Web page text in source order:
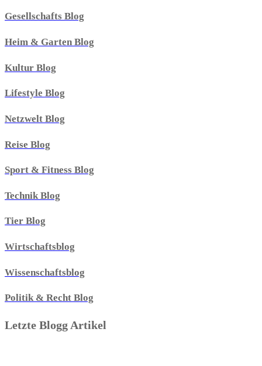
Gesellschafts Blog
Heim & Garten Blog
Kultur Blog
Lifestyle Blog
Netzwelt Blog
Reise Blog
Sport & Fitness Blog
Technik Blog
Tier Blog
Wirtschaftsblog
Wissenschaftsblog
Politik & Recht Blog
Letzte Blogg Artikel